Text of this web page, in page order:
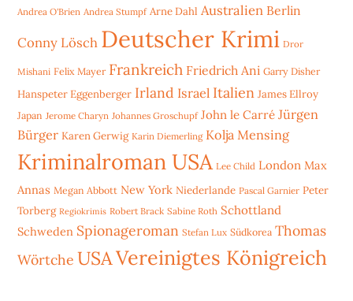
Andrea O'Brien Andrea Stumpf Arne Dahl Australien Berlin
Conny Lösch Deutscher Krimi Dror
Mishani Felix Mayer Frankreich Friedrich Ani Garry Disher
Hanspeter Eggenberger Irland Israel Italien James Ellroy
Japan Jerome Charyn Johannes Groschupf John le Carré Jürgen
Bürger Karen Gerwig Karin Diemerling Kolja Mensing
Kriminalroman USA Lee Child London Max
Annas Megan Abbott New York Niederlande Pascal Garnier Peter
Torberg Regiokrimis Robert Brack Sabine Roth Schottland
Schweden Spionageroman Stefan Lux Südkorea Thomas
Wörtche USAVereinigtes Königreich